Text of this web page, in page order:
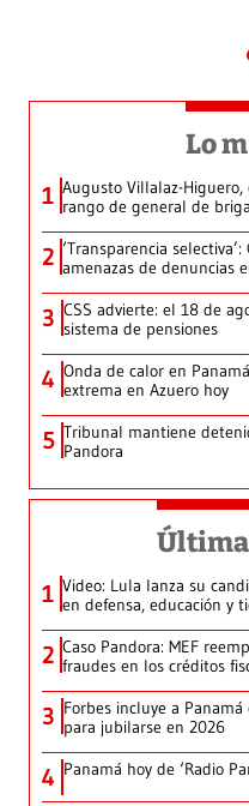
Lo
1 Augusto Villalaz-
rango de general de
2 ‘Transparencia
amenazas de denuncias
3 CSS advierte: el 18 de
sistema de pensiones
4 Onda de calor en
extrema en Azuero hoy
5 Tribunal mantiene
Pandora
1 Video: Lula lanza su
en defensa, educación y
2 Caso Pandora: MEF
fraudes en los créditos
3 Forbes incluye a
para jubilarse en 2026
4 Panamá hoy de ‘Radio